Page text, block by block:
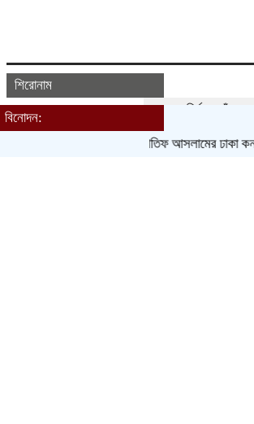
শিরোনাম
স্থানীয় সরকার নির্বাচন পাঁচ ধাপে চায়
হোম ক্যাম্পাস
বিনোদন:
আতিফ আসলামের ঢাকা কনসার্ট